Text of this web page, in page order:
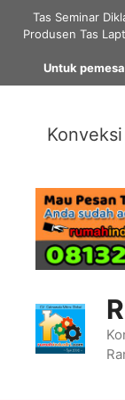
Tas Seminar
Produsen Tas
Untuk